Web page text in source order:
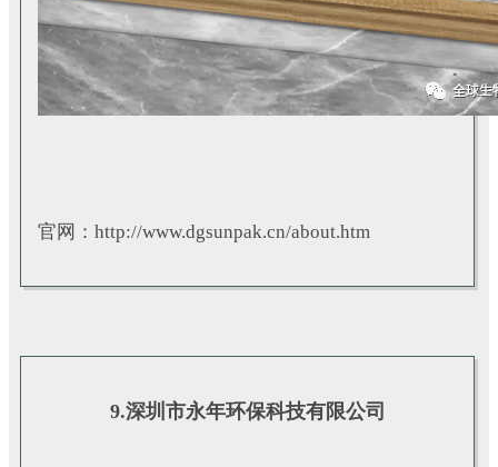
官网：http://www.dgsunpak.cn/about.htm
9.深圳市永年环保科技有限公司